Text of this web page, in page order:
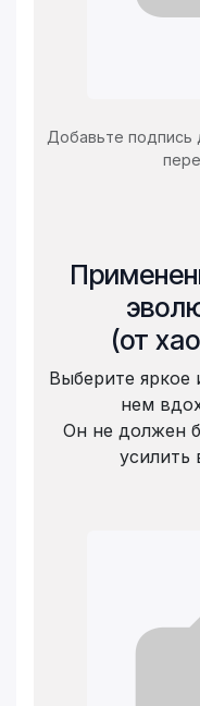
Добавьте подпись
(от
Выберите яркое
нем
Он не должен
усилить